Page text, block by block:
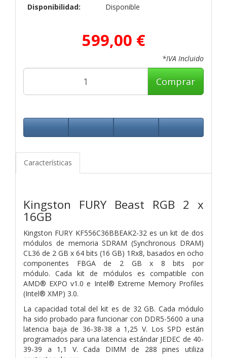
Disponibilidad:
Disponible
599,00 €
*IVA Incluido
Comprar
Características
Kingston FURY Beast RGB 2 x
16GB
Kingston FURY KF556C36BBEAK2-32 es un kit de dos
módulos de memoriaSDRAM (Synchronous DRAM)
CL36 de 2 GB x 64 bits (16 GB) 1Rx8, basados ​​en ocho
componentes FBGA de 2 GB x 8 bits por
módulo.Cada kit de módulos es compatible con
AMD® EXPO v1.0 e Intel® Extreme Memory Profiles
(Intel® XMP) 3.0.
La capacidad total delkit es de 32 GB. Cada módulo
ha sido probado para funcionar con DDR5-5600 a una
latencia baja de 36-38-38 a 1,25 V. LosSPD están
programados para una latencia estándar JEDEC de 40-
39-39 a 1,1 V. Cada DIMM de 288 pines utiliza